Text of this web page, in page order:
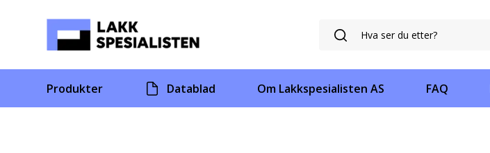
Produkter Datablad Om Lakkspesialisten AS FAQ